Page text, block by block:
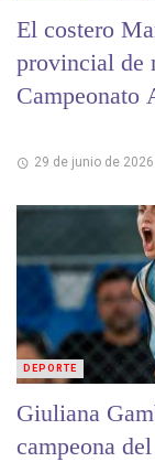
El costero
provincial de
Campeonato
29 de junio de 2026
Giuliana
campeona
DEPORTE